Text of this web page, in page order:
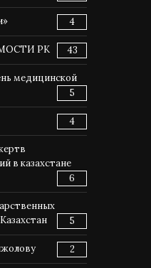
4
РК 43
медицинской
5
4
в казахстане
6
5
2